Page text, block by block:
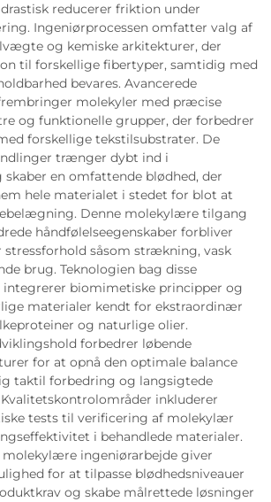
reducerer friktion under
Ingeniørprocessen omfatter valg af
og kemiske arkitekturer, der
til forskellige fibertyper, samtidig med
bevares. Avancerede
molekyler med præcise
og funktionelle grupper, der forbedrer
forskellige tekstilsubstrater. De
trænger dybt ind i
en omfattende blødhed, der
hele materialet i stedet for blot at
Denne molekylære tilgang
håndfølelseegenskaber forbliver
stressforhold såsom strækning, vask
brug. Teknologien bag disse
biomimetiske principper og
materialer kendt for ekstraordinær
og naturlige olier.
forbedrer løbende
for at opnå den optimale balance
taktil forbedring og langsigtede
inkluderer
tests til verificering af molekylær
i behandlede materialer.
ingeniørarbejde giver
for at tilpasse blødhedsniveauer
og skabe målrettede løsninger